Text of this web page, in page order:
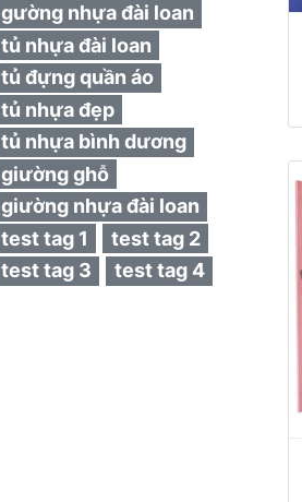
gường nhựa đài loan
tủ nhựa đài loan
tủ đựng quần áo
tủ nhựa đẹp
tủ nhựa bình dương
giường ghỗ
giường nhựa đài loan
test tag 1
test tag 2
test tag 3
test tag 4